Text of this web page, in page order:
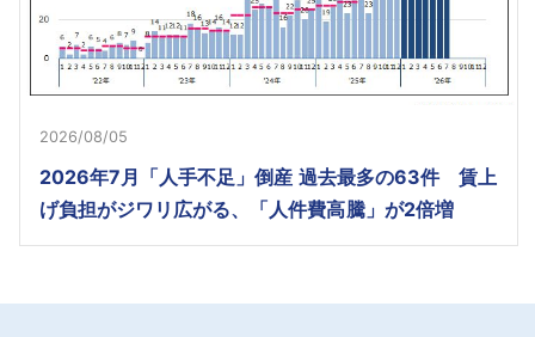
2026/08/05
2026年7月「人手不足」倒産 過去最多の63件 賃上
げ負担がジワリ広がる、「人件費高騰」が2倍増